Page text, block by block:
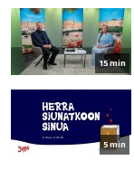
15 min
5 min